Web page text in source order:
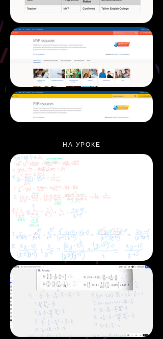
НА УРОКЕ